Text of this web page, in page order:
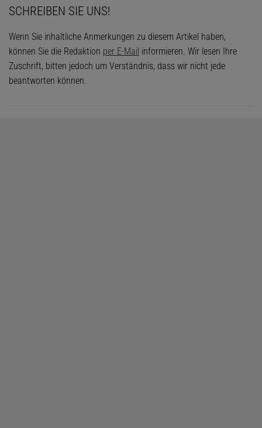
SCHREIBEN SIE UNS!
Wenn Sie inhaltliche Anmerkungen zu diesem Artikel haben,
können Sie die Redaktion per E-Mail informieren. Wir lesen Ihre
Zuschrift, bitten jedoch um Verständnis, dass wir nicht jede
beantworten können.